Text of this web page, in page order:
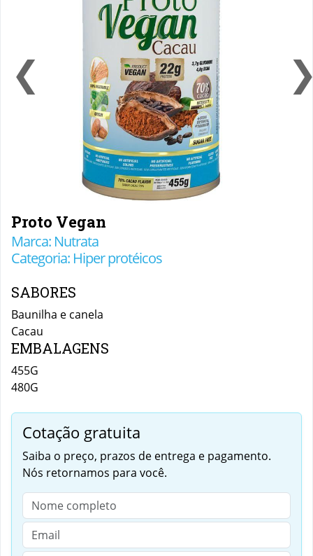
❮
Proto Vegan
Marca: Nutrata
Categoria: Hiper protéicos
SABORES
Baunilha e canela
Cacau
EMBALAGENS
455G
480G
Cotação gratuita
Saiba o preço, prazos de entrega e pagamento.
Nós retornamos para você.